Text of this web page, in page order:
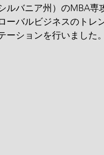
ルバニア州）のMBA
ーバルビジネスのトレ
ーションを行いました。